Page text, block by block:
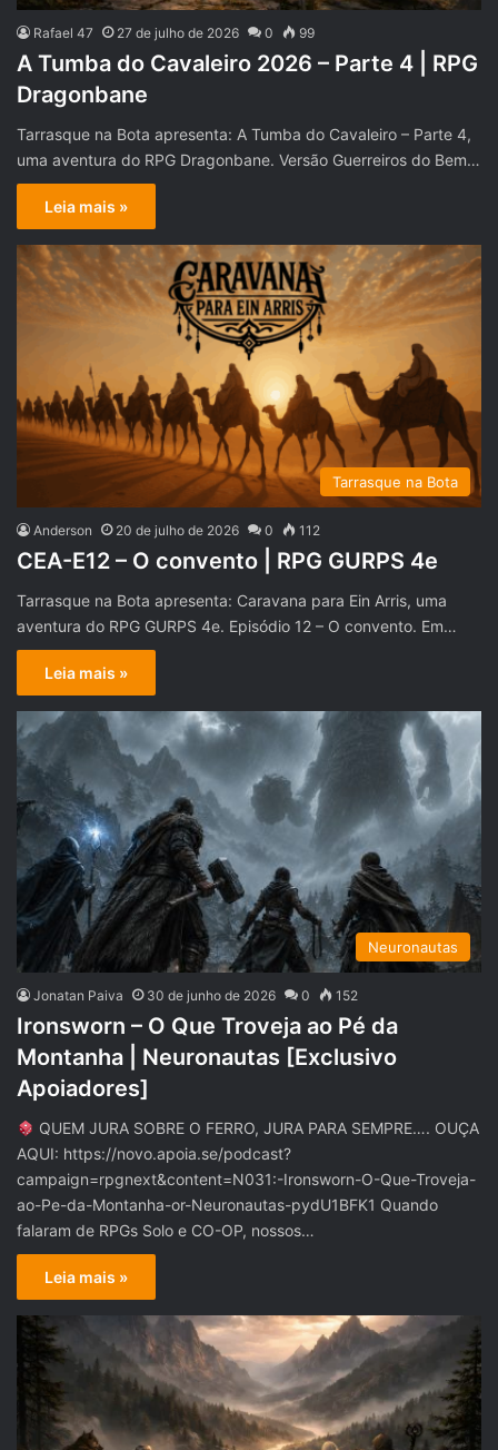
Rafael 47 27 de julho de 2026 0 99
A Tumba do Cavaleiro 2026 – Parte 4 | RPG
Dragonbane
Tarrasque na Bota apresenta: A Tumba do Cavaleiro – Parte 4,
uma aventura do RPG Dragonbane. Versão Guerreiros do Bem…
Leia mais »
Tarrasque na Bota
Anderson 20 de julho de 2026 0 112
CEA-E12 – O convento | RPG GURPS 4e
Tarrasque na Bota apresenta: Caravana para Ein Arris, uma
aventura do RPG GURPS 4e. Episódio 12 – O convento. Em…
Leia mais »
Neuronautas
Jonatan Paiva 30 de junho de 2026 0 152
Ironsworn – O Que Troveja ao Pé da
Montanha | Neuronautas [Exclusivo
Apoiadores]
QUEM JURA SOBRE O FERRO, JURA PARA SEMPRE…. OUÇA
AQUI: https://novo.apoia.se/podcast?
campaign=rpgnext&content=N031:-Ironsworn-O-Que-Troveja-
ao-Pe-da-Montanha-or-Neuronautas-pydU1BFK1 Quando
falaram de RPGs Solo e CO-OP, nossos…
Leia mais »